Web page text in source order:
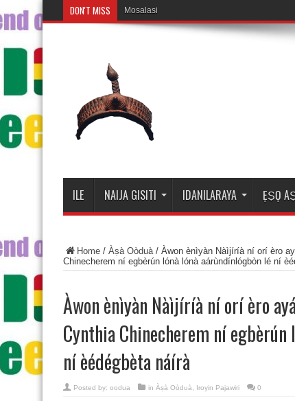
DON'T MISS Mosalasi Fe Di Wiwo Fun i
ILE NAIJA GISITI IDANILARAYA ẸṢỌ
Home / Àṣà Oòduà/ Àwon ènìyàn Nàìjíríà ní orí èro
Chinecherem ní egbèrún lónà lónà aárùndínlógbòn lé ní
Àwon ènìyàn Nàìjíríà ní orí èro
Cynthia Chinecherem ní
ní èédégbèta náírà
Posted by: oodua in Àṣà Oòduà Iroyin Pajawiri 0